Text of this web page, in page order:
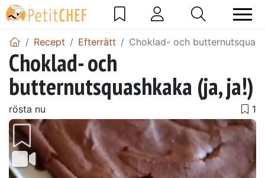
Recept Efterrätt Choklad- och
Choklad- och
butternutsquashkaka (ja, ja!)
rösta nu